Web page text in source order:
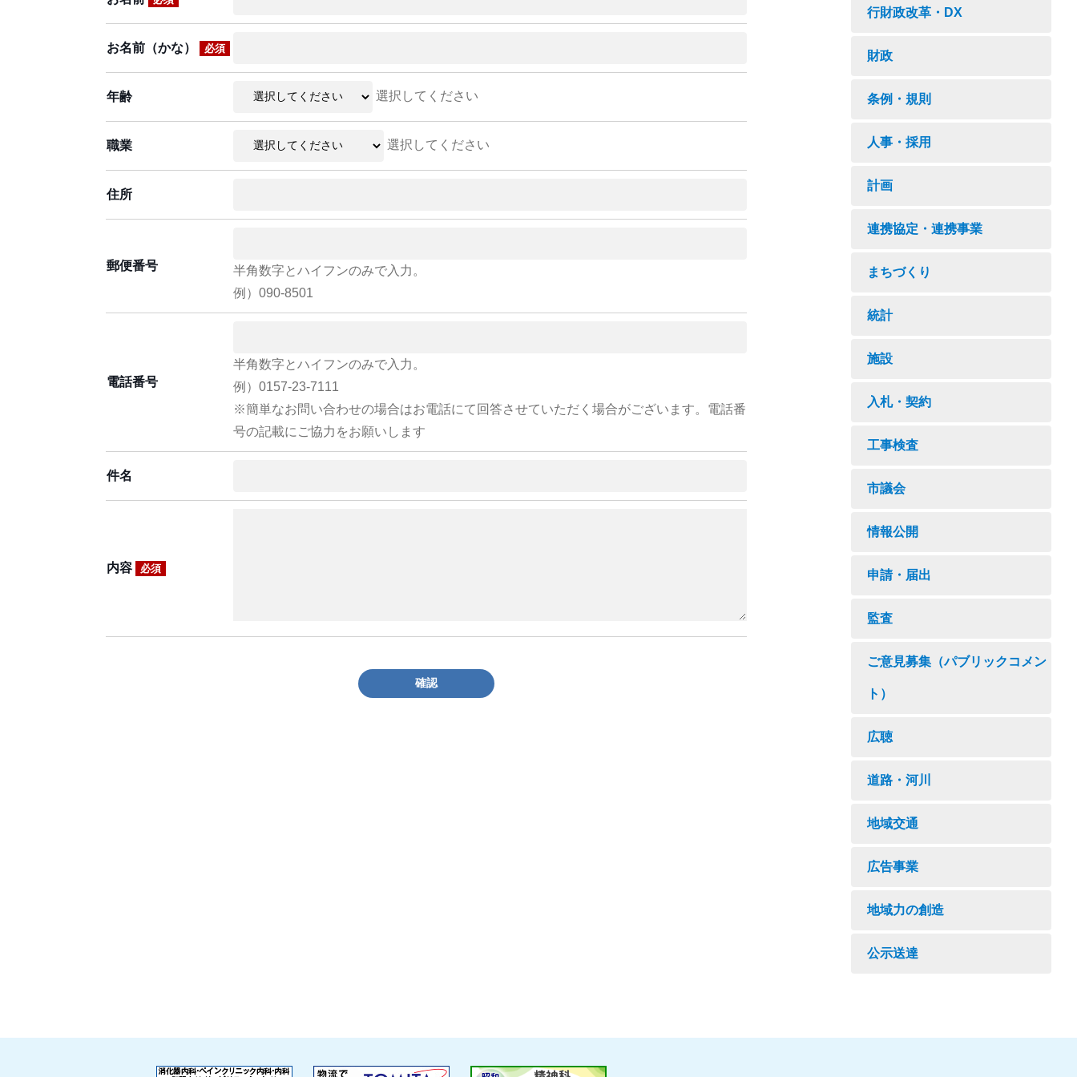
お名前（かな） 必須
年齢 選択してください
職業 選択してください
住所
郵便番号
半角数字とハイフンのみで入力。
例）090-8501
電話番号
半角数字とハイフンのみで入力。
例）0157-23-7111
※簡単なお問い合わせの場合はお電話にて回答させていただく場合がございます。電話番
号の記載にご協力をお願いします
件名
内容 必須
確認
行財政改革・DX
財政
条例・規則
人事・採用
計画
連携協定・連携事業
まちづくり
統計
施設
入札・契約
工事検査
市議会
情報公開
申請・届出
監査
ご意見募集（パブリックコメン
ト）
広聴
道路・河川
地域交通
広告事業
地域力の創造
公示送達